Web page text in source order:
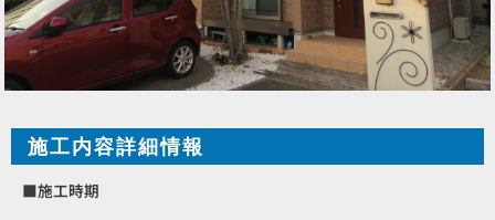
施工内容詳細情報
■施工時期